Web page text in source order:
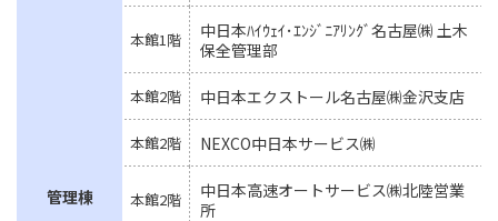
管理棟
本館1階
中日本ﾊｲｳｪｲ･ｴﾝｼﾞﾆｱﾘﾝｸﾞ名古屋㈱ 土木
保全管理部
本館2階 中日本エクストール名古屋㈱金沢支店
本館2階 NEXCO中日本サービス㈱
本館2階
中日本高速オートサービス㈱北陸営業
所